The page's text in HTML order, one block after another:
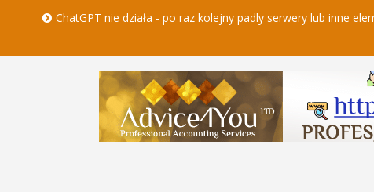
ChatGPT nie działa - po raz kolejny padly serwery lub inne elementy